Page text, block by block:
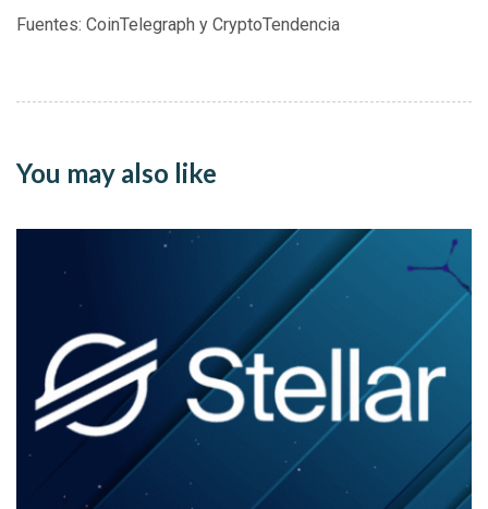
Fuentes: CoinTelegraph y CryptoTendencia
You may also like